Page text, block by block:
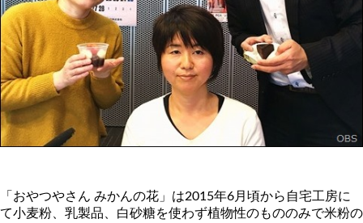
「おやつやさん みかんの花」は2015年6月頃から自宅工房に
て小麦粉、乳製品、白砂糖を使わず植物性のもののみで米粉の